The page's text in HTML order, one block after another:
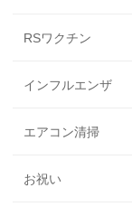
RSワクチン
インフルエンザ
エアコン清掃
お祝い